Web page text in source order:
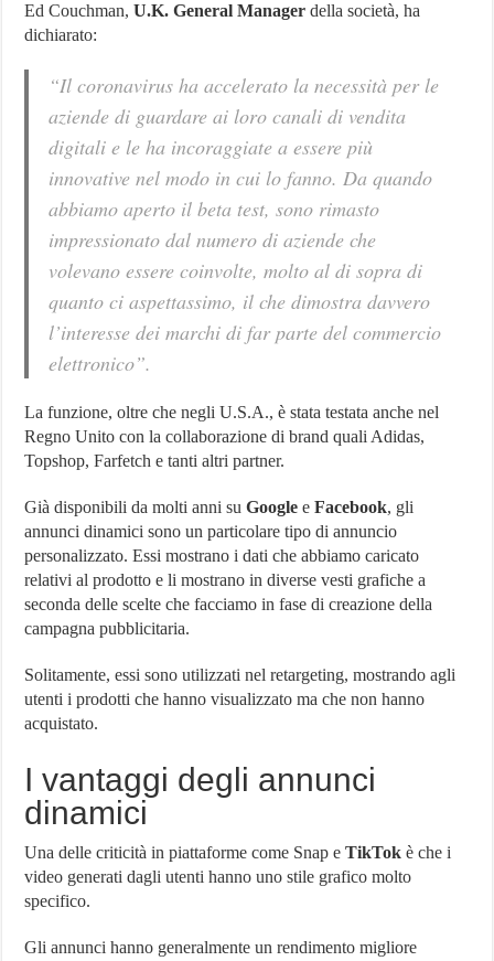
Ed Couchman,U.K. General Manager della società, ha
dichiarato:
“Il coronavirus ha accelerato la necessità per le
aziende di guardare ai loro canali di vendita
digitali e le ha incoraggiate a essere più
innovative nel modo in cui lo fanno. Da quando
abbiamo aperto il beta test, sono rimasto
impressionato dal numero di aziende che
volevano essere coinvolte, molto al di sopra di
quanto ci aspettassimo, il che dimostra davvero
l’interesse dei marchi di far parte del commercio
elettronico”.
La funzione, oltre che negli U.S.A., è stata testata anche nel
Regno Unito con la collaborazione di brand quali Adidas,
Topshop, Farfetch e tanti altri partner.
Già disponibili da molti anni suGoogle eFacebook, gli
annunci dinamici sono un particolare tipo di annuncio
personalizzato. Essi mostrano i dati che abbiamo caricato
relativi al prodotto e li mostrano in diverse vesti grafiche a
seconda delle scelte che facciamo in fase di creazione della
campagna pubblicitaria.
Solitamente, essi sono utilizzati nel retargeting, mostrando agli
utenti i prodotti che hanno visualizzato ma che non hanno
acquistato.
I vantaggi degli annunci
dinamici
Una delle criticità in piattaforme come Snap eTikTok è che i
video generati dagli utenti hanno uno stile grafico molto
specifico.
Gli annunci hanno generalmente un rendimento migliore